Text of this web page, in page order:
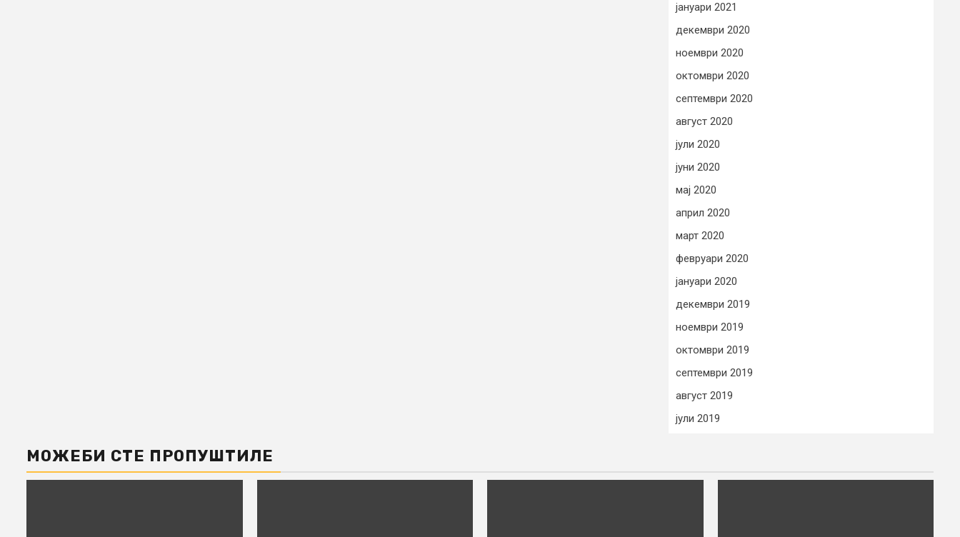
јануари 2021
декември 2020
ноември 2020
октомври 2020
септември 2020
август 2020
јули 2020
јуни 2020
мај 2020
април 2020
март 2020
февруари 2020
јануари 2020
декември 2019
ноември 2019
октомври 2019
септември 2019
август 2019
јули 2019
МОЖЕБИ СТЕ ПРОПУШТИЛЕ